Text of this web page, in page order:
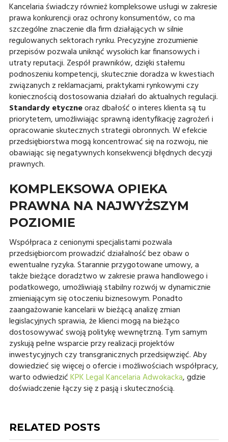
Kancelaria świadczy również kompleksowe usługi w zakresie
prawa konkurencji oraz ochrony konsumentów, co ma
szczególne znaczenie dla firm działających w silnie
regulowanych sektorach rynku. Precyzyjne zrozumienie
przepisów pozwala uniknąć wysokich kar finansowych i
utraty reputacji. Zespół prawników, dzięki stałemu
podnoszeniu kompetencji, skutecznie doradza w kwestiach
związanych z reklamacjami, praktykami rynkowymi czy
koniecznością dostosowania działań do aktualnych regulacji.
Standardy etyczneoraz dbałość o interes klienta są tu
priorytetem, umożliwiając sprawną identyfikację zagrożeń i
opracowanie skutecznych strategii obronnych. W efekcie
przedsiębiorstwa mogą koncentrować się na rozwoju, nie
obawiając się negatywnych konsekwencji błędnych decyzji
prawnych.
KOMPLEKSOWA OPIEKA
PRAWNA NA NAJWYŻSZYM
POZIOMIE
Współpraca z cenionymi specjalistami pozwala
przedsiębiorcom prowadzić działalność bez obaw o
ewentualne ryzyka. Starannie przygotowane umowy, a
także bieżące doradztwo w zakresie prawa handlowego i
podatkowego, umożliwiają stabilny rozwój w dynamicznie
zmieniającym się otoczeniu biznesowym. Ponadto
zaangażowanie kancelarii w bieżącą analizę zmian
legislacyjnych sprawia, że klienci mogą na bieżąco
dostosowywać swoją politykę wewnętrzną. Tym samym
zyskują pełne wsparcie przy realizacji projektów
inwestycyjnych czy transgranicznych przedsięwzięć. Aby
dowiedzieć się więcej o ofercie i możliwościach współpracy,
warto odwiedzićKPK Legal Kancelaria Adwokacka, gdzie
doświadczenie łączy się z pasją i skutecznością.
RELATED POSTS